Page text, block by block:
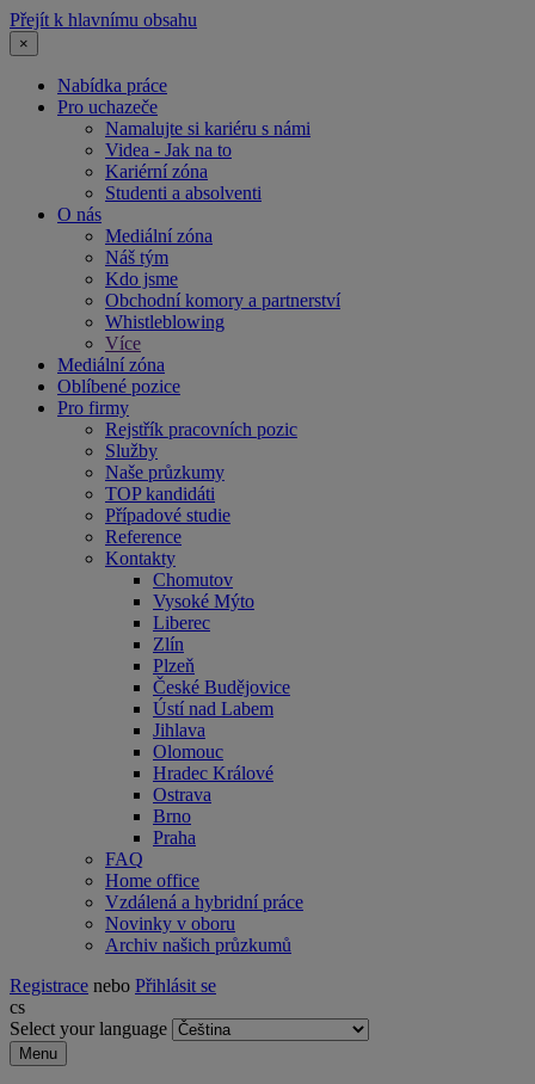
Přejít k hlavnímu obsahu
×
Nabídka práce
Pro uchazeče
Namalujte si kariéru s námi
Videa - Jak na to
Kariérní zóna
Studenti a absolventi
O nás
Mediální zóna
Náš tým
Kdo jsme
Obchodní komory a partnerství
Whistleblowing
Více
Mediální zóna
Oblíbené pozice
Pro firmy
Rejstřík pracovních pozic
Služby
Naše průzkumy
TOP kandidáti
Případové studie
Reference
Kontakty
Chomutov
Vysoké Mýto
Liberec
Zlín
Plzeň
České Budějovice
Ústí nad Labem
Jihlava
Olomouc
Hradec Králové
Ostrava
Brno
Praha
FAQ
Home office
Vzdálená a hybridní práce
Novinky v oboru
Archiv našich průzkumů
Registrace nebo Přihlásit se
cs
Select your language
Menu